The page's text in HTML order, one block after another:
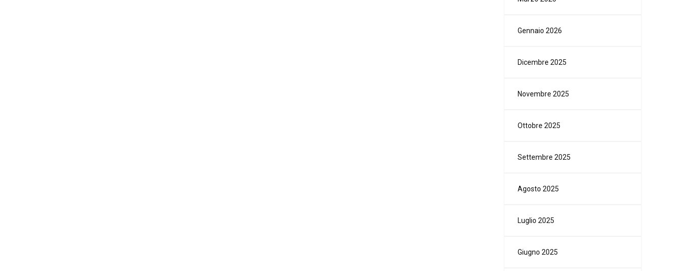
Gennaio 2026
Dicembre 2025
Novembre 2025
Ottobre 2025
Settembre 2025
Agosto 2025
Luglio 2025
Giugno 2025